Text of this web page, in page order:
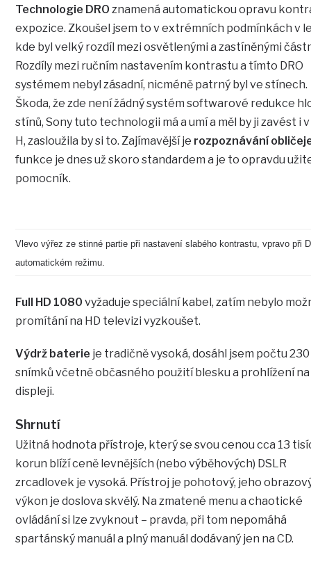
Technologie DROznamená automatickou opravu
expozice. Zkoušel jsem to v extrémních podmínkách v
kde byl velký rozdíl mezi osvětlenými a zastíněnými
Rozdíly mezi ručním nastavením kontrastu a tímto DRO
systémem nebyl zásadní, nicméně patrný byl ve stínech.
Škoda, že zde není žádný systém softwarové redukce
stínů, Sony tuto technologii má a umí a měl by ji zavést i
H, zasloužila by si to. Zajímavější je rozpoznávání
funkce je dnes už skoro standardem a je to opravdu
pomocník.
Vlevo výřez ze stinné partie při nastavení slabého kontrastu, vpravo při
automatickém režimu.
Full HD 1080vyžaduje speciální kabel, zatím nebylo
promítání na HD televizi vyzkoušet.
Výdrž baterie je tradičně vysoká, dosáhl jsem počtu 230
snímků včetně občasného použití blesku a prohlížení na
displeji.
Shrnutí
Užitná hodnota přístroje, který se svou cenou cca 13
korun blíží ceně levnějších (nebo výběhových) DSLR
zrcadlovek je vysoká. Přístroj je pohotový, jeho
výkon je doslova skvělý. Na zmatené menu a chaotické
ovládání si lze zvyknout – pravda, při tom nepomáhá
spartánský manuál a plný manuál dodávaný jen na CD.